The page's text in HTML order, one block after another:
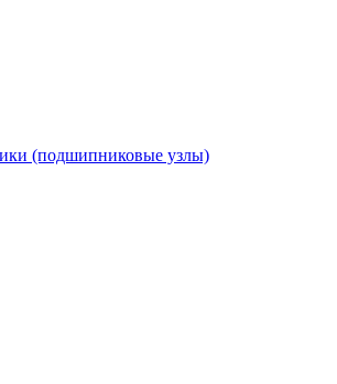
(подшипниковые узлы)